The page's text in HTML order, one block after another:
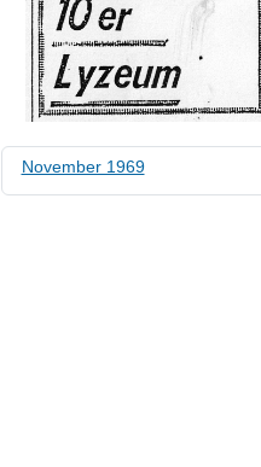
November 1969